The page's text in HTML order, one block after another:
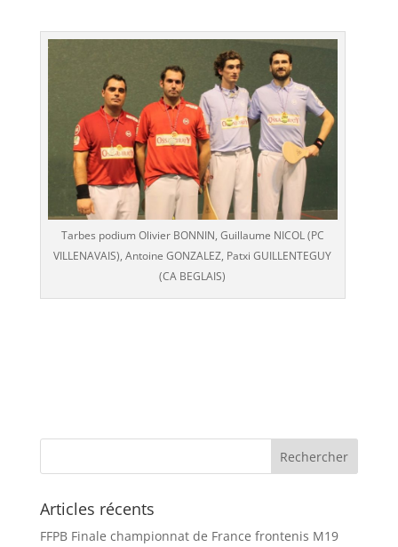
Tarbes podium Olivier BONNIN, Guillaume NICOL (PC
VILLENAVAIS), Antoine GONZALEZ, Patxi GUILLENTEGUY
(CA BEGLAIS)
Articles récents
FFPB Finale championnat de France frontenis M19